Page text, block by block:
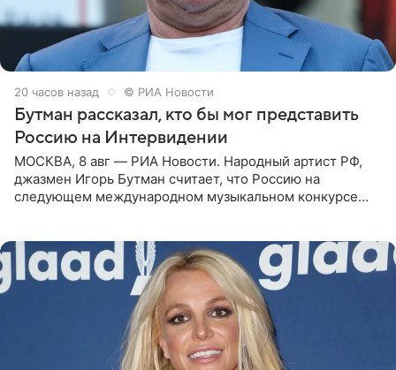
20 часов назад © РИА Новости
Бутман рассказал, кто бы мог представить
Россию на Интервидении
МОСКВА, 8 авг — РИА Новости. Народный артист РФ,
джазмен Игорь Бутман считает, что Россию на
следующем международном музыкальном конкурсе